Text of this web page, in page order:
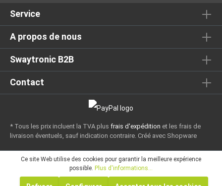
Service
A propos de nous
Swaytronic B2B
Contact
* Tous les prix incluent la TVA plus frais d'expédition et les frais de
livraison éventuels, sauf indication contraire. Créé avec Shopware
Ce site Web utilise des cookies pour garantir la meilleure expérience
possible. Plus d'informations...